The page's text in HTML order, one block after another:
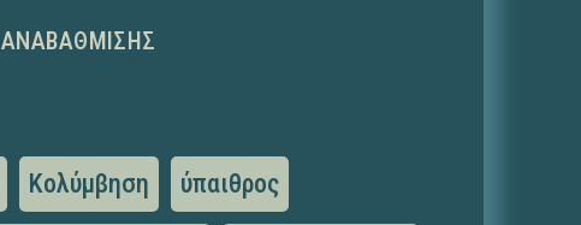
Κολύμβηση ύπαιθρος